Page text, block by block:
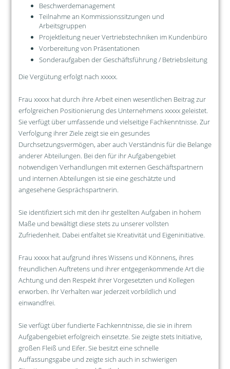
Beschwerdemanagement
Teilnahme an Kommissionssitzungen und
Arbeitsgruppen
Projektleitung neuer Vertriebstechniken im Kundenbüro
Vorbereitung von Präsentationen
Sonderaufgaben der Geschäftsführung / Betriebsleitung
Die Vergütung erfolgt nach xxxxx.
Frau xxxxx hat durch ihre Arbeit einen wesentlichen Beitrag zur
erfolgreichen Positionierung des Unternehmens xxxxx geleistet.
Sie verfügt über umfassende und vielseitige Fachkenntnisse. Zur
Verfolgung ihrer Ziele zeigt sie ein gesundes
Durchsetzungsvermögen, aber auch Verständnis für die Belange
anderer Abteilungen. Bei den für ihr Aufgabengebiet
notwendigen Verhandlungen mit externen Geschäftspartnern
und internen Abteilungen ist sie eine geschätzte und
angesehene Gesprächspartnerin.
Sie identifiziert sich mit den ihr gestellten Aufgaben in hohem
Maße und bewältigt diese stets zu unserer vollsten
Zufriedenheit. Dabei entfaltet sie Kreativität und Eigeninitiative.
Frau xxxxx hat aufgrund ihres Wissens und Könnens, ihres
freundlichen Auftretens und ihrer entgegenkommende Art die
Achtung und den Respekt ihrer Vorgesetzten und Kollegen
erworben. Ihr Verhalten war jederzeit vorbildlich und
einwandfrei.
Sie verfügt über fundierte Fachkenntnisse, die sie in ihrem
Aufgabengebiet erfolgreich einsetzte. Sie zeigte stets Initiative,
großen Fleiß und Eifer. Sie besitzt eine schnelle
Auffassungsgabe und zeigte sich auch in schwierigen